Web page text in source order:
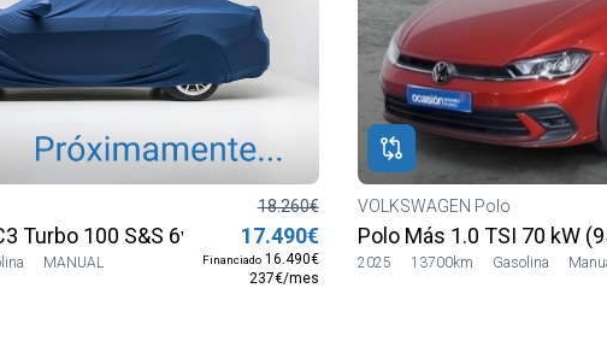
Turbo 100 S&S 6v MAX
MANUAL
18.260€
17.490€
Financiado16.490€
237€/mes
VOLKSWAGEN Polo
Polo Más 1.0 TSI 70 kW
2025 13700km Gasolina